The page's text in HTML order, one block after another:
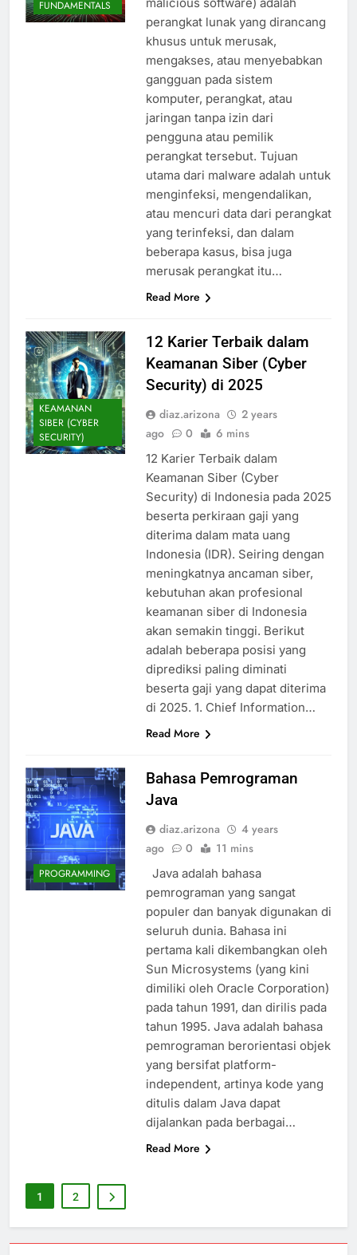
FUNDAMENTALS
malicious software) adalah
perangkat lunak yang dirancang
khusus untuk merusak,
mengakses, atau menyebabkan
gangguan pada sistem
komputer, perangkat, atau
jaringan tanpa izin dari
pengguna atau pemilik
perangkat tersebut. Tujuan
utama dari malware adalah untuk
menginfeksi, mengendalikan,
atau mencuri data dari perangkat
yang terinfeksi, dan dalam
beberapa kasus, bisa juga
merusak perangkat itu…
Read More
KEAMANAN
SIBER (CYBER
SECURITY)
12 Karier Terbaik dalam
Keamanan Siber (Cyber
Security) di 2025
diaz.arizona
2 years
ago
0 6 mins
12 Karier Terbaik dalam
Keamanan Siber (Cyber
Security) di Indonesia pada 2025
beserta perkiraan gaji yang
diterima dalam mata uang
Indonesia (IDR). Seiring dengan
meningkatnya ancaman siber,
kebutuhan akan profesional
keamanan siber di Indonesia
akan semakin tinggi. Berikut
adalah beberapa posisi yang
diprediksi paling diminati
beserta gaji yang dapat diterima
di 2025. 1. Chief Information…
Read More
PROGRAMMING
Bahasa Pemrograman
Java
diaz.arizona
4 years
ago
0 11 mins
Java adalah bahasa
pemrograman yang sangat
populer dan banyak digunakan di
seluruh dunia. Bahasa ini
pertama kali dikembangkan oleh
Sun Microsystems (yang kini
dimiliki oleh Oracle Corporation)
pada tahun 1991, dan dirilis pada
tahun 1995. Java adalah bahasa
pemrograman berorientasi objek
yang bersifat platform-
independent, artinya kode yang
ditulis dalam Java dapat
dijalankan pada berbagai…
Read More
1 2